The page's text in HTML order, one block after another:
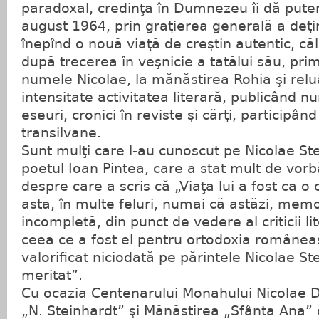
paradoxal, credinţa în Dumnezeu îi dă
august 1964, prin graţierea generală a
înepînd o nouă viaţă de creştin autentic,
după trecerea în veşnicie a tatălui său,
numele Nicolae, la mănăstirea Rohia şi
intensitate activitatea literară, publicând
eseuri, cronici în reviste şi cărţi,
transilvane.
Sunt mulţi care l-au cunoscut pe Nicolae
poetul Ioan Pintea, care a stat mult de
despre care a scris că „Viaţa lui a fost ca o
asta, în multe feluri, numai că astăzi,
incompletă, din punct de vedere al criticii
ceea ce a fost el pentru ortodoxia
valorificat niciodată pe părintele Nicolae
meritat”.
Cu ocazia Centenarului Monahului Nicolae
„N. Steinhardt” şi Mănăstirea „Sfânta